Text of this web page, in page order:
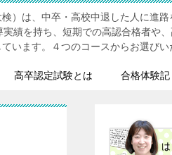
）は、中卒・高校中退した人に進路
績を持ち、短期での高認合格者や
います。４つのコースからお選びい
高卒認定試験とは 合格体験記